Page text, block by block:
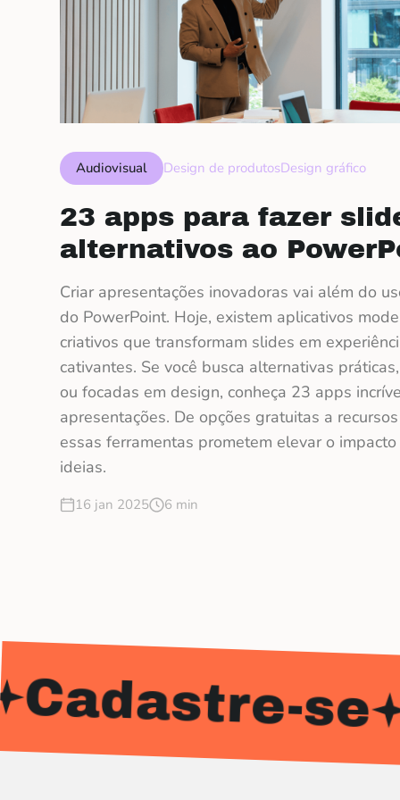
Audiovisual Design de produtosDesign gráfico
23 apps para fazer
alternativos ao
Criar apresentações inovadoras vai além do
do PowerPoint. Hoje, existem aplicativos
criativos que transformam slides em
cativantes. Se você busca alternativas
ou focadas em design, conheça 23 apps
apresentações. De opções gratuitas a
essas ferramentas prometem elevar o
ideias.
16 jan 2025 6 min
se